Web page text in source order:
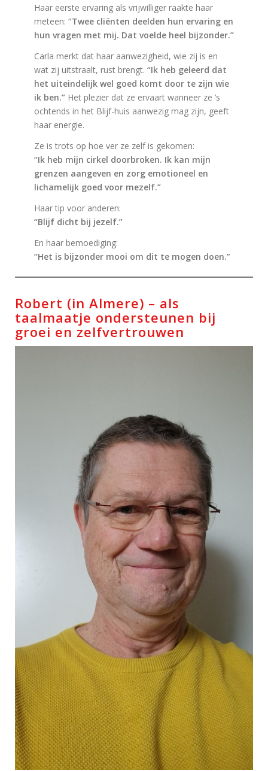
Haar eerste ervaring als vrijwilliger raakte haar
meteen: “Twee cliënten deelden hun ervaring en
hun vragen met mij. Dat voelde heel bijzonder.”
Carla merkt dat haar aanwezigheid, wie zij is en
wat zij uitstraalt, rust brengt. “Ik heb geleerd dat
het uiteindelijk wel goed komt door te zijn wie
ik ben.”Het plezier dat ze ervaart wanneer ze ’s
ochtends in het Blijf-huis aanwezig mag zijn, geeft
haar energie.
Ze is trots op hoe ver ze zelf is gekomen:
“Ik heb mijn cirkel doorbroken. Ik kan mijn
grenzen aangeven en zorg emotioneel en
lichamelijk goed voor mezelf.”
Haar tip voor anderen:
“Blijf dicht bij jezelf.”
En haar bemoediging:
“Het is bijzonder mooi om dit te mogen doen.”
Robert (in Almere) – als
taalmaatje ondersteunen bij
groei en zelfvertrouwen